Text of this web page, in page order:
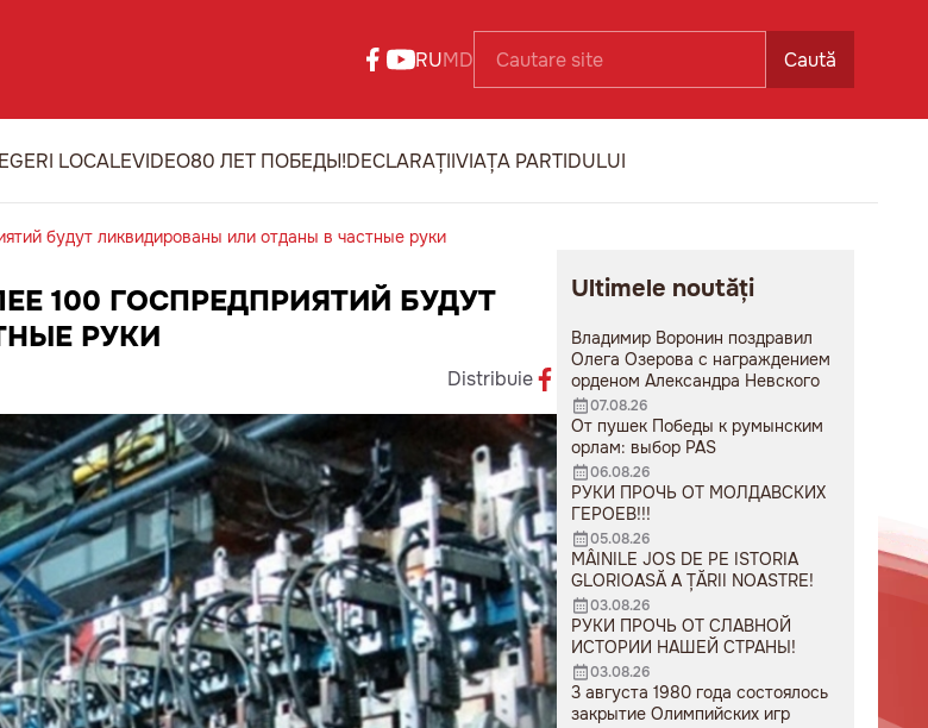
RUMD Caută
LOCALEVIDEO80 ЛЕТ ПОБЕДЫ!DECLARAȚIIVIAȚA PARTIDULUI
будут ликвидированы или отданы в частные руки
100 ГОСПРЕДПРИЯТИЙ БУДУТ
РУКИ
Distribuie
Ultimele noutăți
Владимир Воронин поздравил
Олега Озерова с награждением
орденом Александра Невского
07.08.26
От пушек Победы к румынским
орлам: выбор PAS
06.08.26
РУКИ ПРОЧЬ ОТ МОЛДАВСКИХ
ГЕРОЕВ!!!
05.08.26
MÂINILE JOS DE PE ISTORIA
GLORIOASĂ A ȚĂRII NOASTRE!
03.08.26
РУКИ ПРОЧЬ ОТ СЛАВНОЙ
ИСТОРИИ НАШЕЙ СТРАНЫ!
03.08.26
3 августа 1980 года состоялось
закрытие Олимпийских игр